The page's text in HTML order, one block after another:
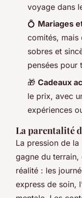
voyage dans
💍 Mariages
comités, mais
sobres et
pensées pour
🎁 Cadeaux
le prix, avec
expériences
La parentalité
La pression de
gagne du terrain,
réalité : les
express de soin,